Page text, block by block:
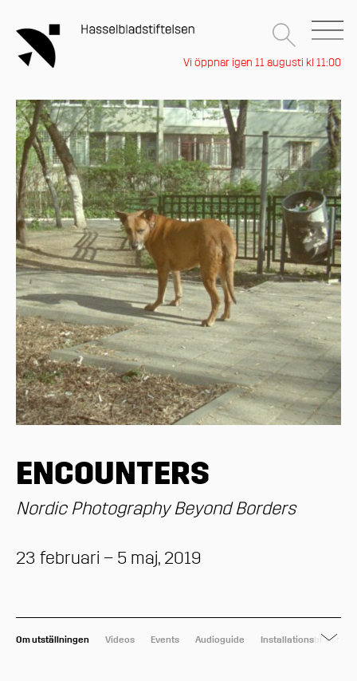
Vi öppnar igen 11 augusti kl 11:00
ENCOUNTERS
Nordic Photography Beyond Borders
23 februari – 5 maj, 2019
Om utställningen Videos Events Audioguide Installationsbilder